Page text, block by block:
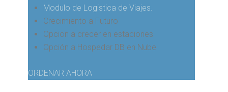
Modulo de Logistica de Viajes.
Crecimiento a Futuro
Opcion a crecer en estaciones
Opción a Hospedar DB en Nube
ORDENAR AHORA